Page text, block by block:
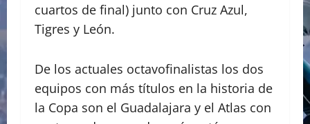
cuartos de final) junto con Cruz Azul,
Tigres y León.
De los actuales octavofinalistas los dos
equipos con más títulos en la historia de
la Copa son el Guadalajara y el Atlas con